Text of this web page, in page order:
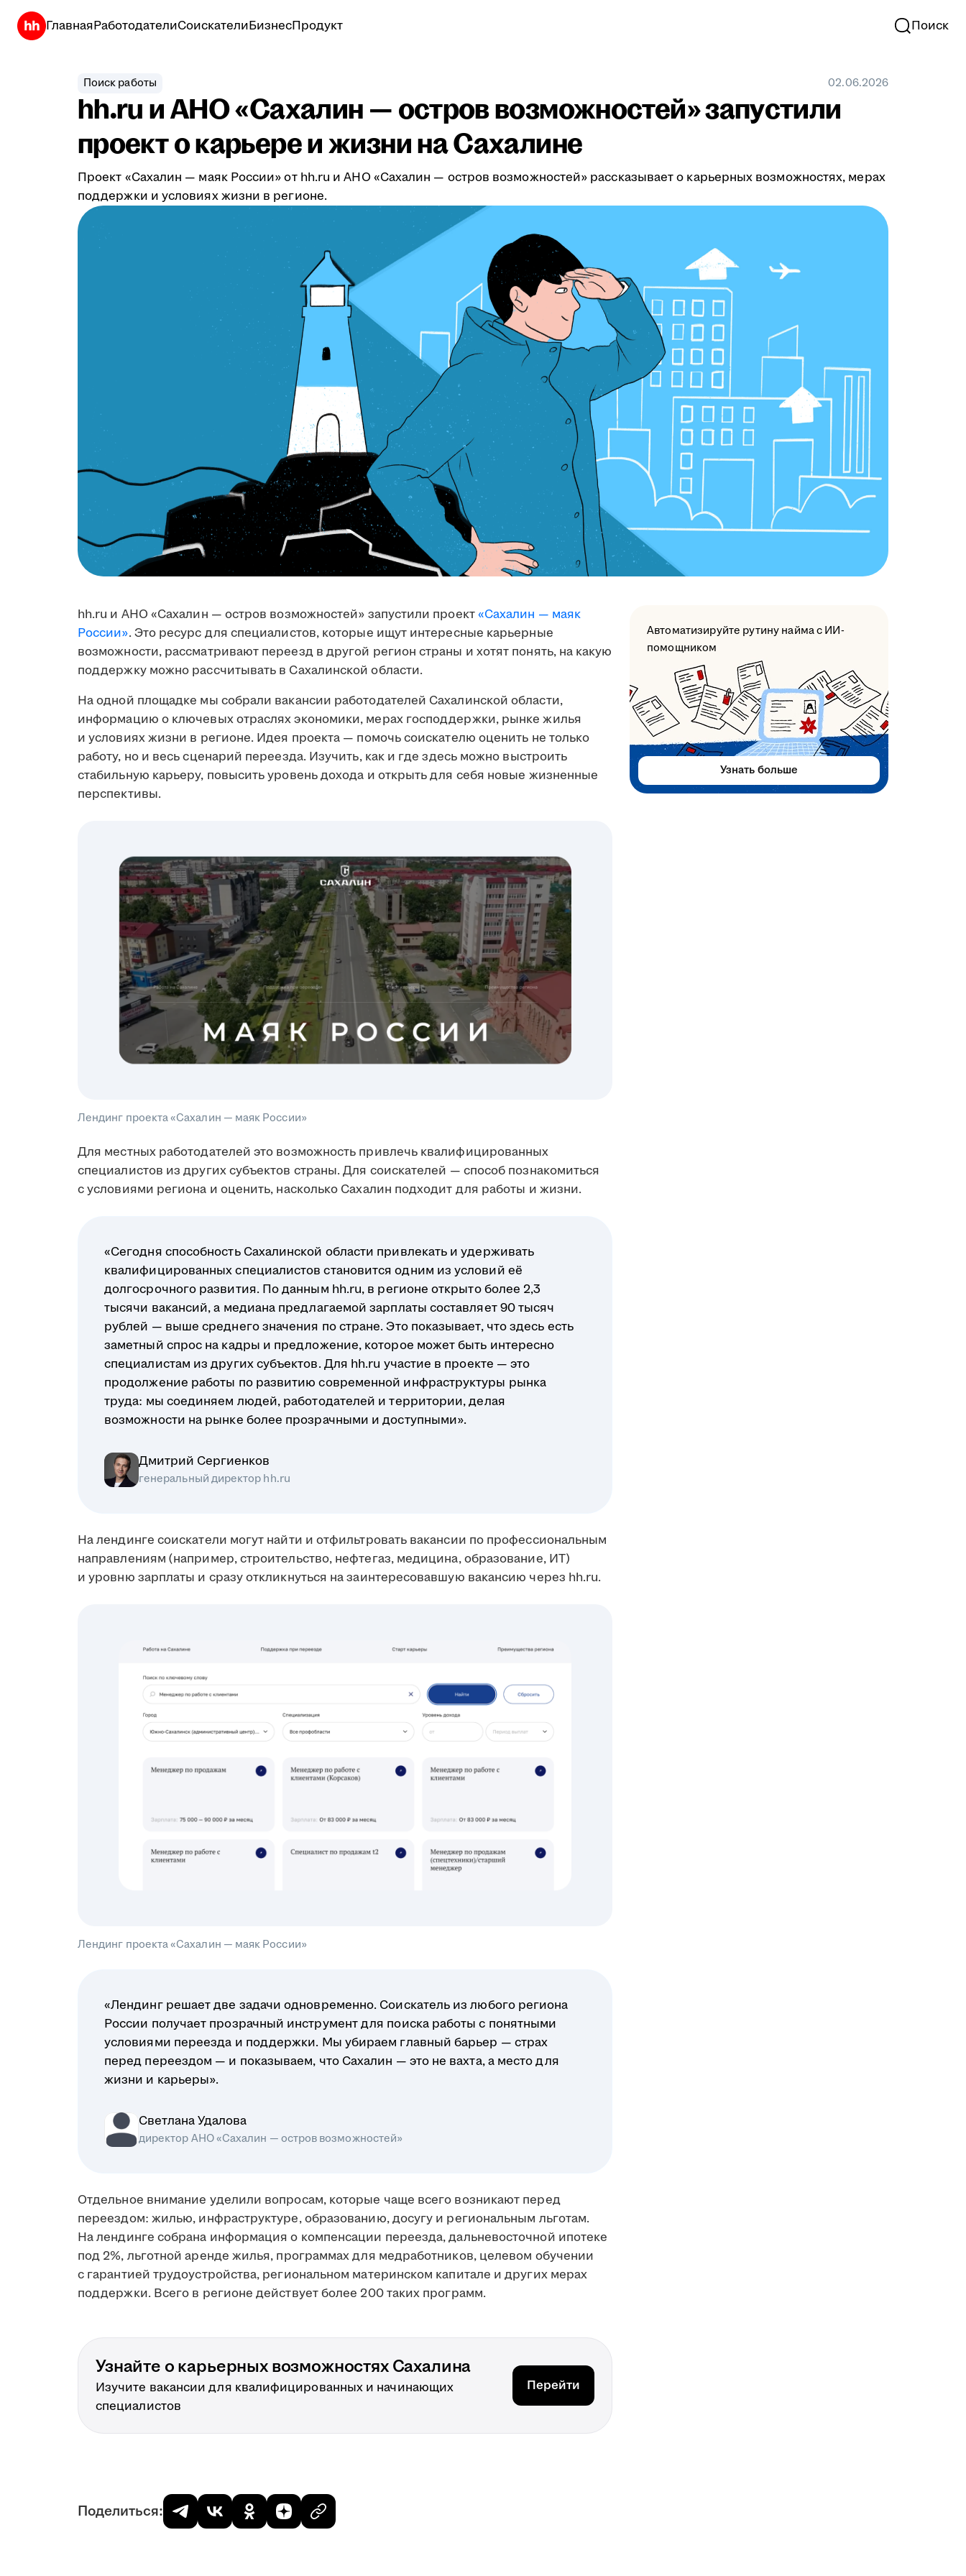
ГлавнаяРаботодателиСоискателиБизнесПродукт Поиск
Поиск работы 02.06.2026
hh.ru и АНО «Сахалин — остров возможностей» запустили
проект о карьере и жизни на Сахалине
Проект «Сахалин — маяк России» от hh.ru и АНО «Сахалин — остров возможностей» рассказывает о карьерных возможностях, мерах
поддержки и условиях жизни в регионе.
hh.ru и АНО «Сахалин — остров возможностей» запустили проект«Сахалин — маяк
России». Это ресурс для специалистов, которые ищут интересные карьерные
возможности, рассматривают переезд в другой регион страны и хотят понять, на какую
поддержку можно рассчитывать в Сахалинской области.
На одной площадке мы собрали вакансии работодателей Сахалинской области,
информацию о ключевых отраслях экономики, мерах господдержки, рынке жилья
и условиях жизни в регионе. Идея проекта — помочь соискателю оценить не только
работу, но и весь сценарий переезда. Изучить, как и где здесь можно выстроить
стабильную карьеру, повысить уровень дохода и открыть для себя новые жизненные
перспективы.
Лендинг проекта «Сахалин — маяк России»
Для местных работодателей это возможность привлечь квалифицированных
специалистов из других субъектов страны. Для соискателей — способ познакомиться
с условиями региона и оценить, насколько Сахалин подходит для работы и жизни.
«Сегодня способность Сахалинской области привлекать и удерживать
квалифицированных специалистов становится одним из условий её
долгосрочного развития. По данным hh.ru, в регионе открыто более 2,3
тысячи вакансий, а медиана предлагаемой зарплаты составляет 90 тысяч
рублей — выше среднего значения по стране. Это показывает, что здесь есть
заметный спрос на кадры и предложение, которое может быть интересно
специалистам из других субъектов. Для hh.ru участие в проекте — это
продолжение работы по развитию современной инфраструктуры рынка
труда: мы соединяем людей, работодателей и территории, делая
возможности на рынке более прозрачными и доступными».
Дмитрий Сергиенков
генеральный директор hh.ru
На лендинге соискатели могут найти и отфильтровать вакансии по профессиональным
направлениям (например, строительство, нефтегаз, медицина, образование, ИТ)
и уровню зарплаты и сразу откликнуться на заинтересовавшую вакансию через hh.ru.
Лендинг проекта «Сахалин — маяк России»
«Лендинг решает две задачи одновременно. Соискатель из любого региона
России получает прозрачный инструмент для поиска работы с понятными
условиями переезда и поддержки. Мы убираем главный барьер — страх
перед переездом — и показываем, что Сахалин — это не вахта, а место для
жизни и карьеры».
Светлана Удалова
директор АНО «Сахалин — остров возможностей»
Отдельное внимание уделили вопросам, которые чаще всего возникают перед
переездом: жилью, инфраструктуре, образованию, досугу и региональным льготам.
На лендинге собрана информация о компенсации переезда, дальневосточной ипотеке
под 2%, льготной аренде жилья, программах для медработников, целевом обучении
с гарантией трудоустройства, региональном материнском капитале и других мерах
поддержки. Всего в регионе действует более 200 таких программ.
Узнайте о карьерных возможностях Сахалина
Изучите вакансии для квалифицированных и начинающих
специалистов
Перейти
Автоматизируйте рутину найма с ИИ-
помощником
Узнать больше
Поделиться: